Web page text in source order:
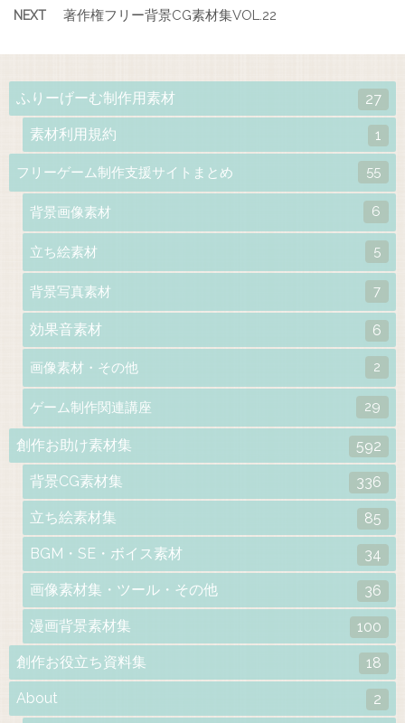
NEXT 著作権フリー背景CG素材集VOL.22
ふりーげーむ制作用素材 27
素材利用規約 1
フリーゲーム制作支援サイトまとめ 55
背景画像素材 6
立ち絵素材 5
背景写真素材 7
効果音素材 6
画像素材・その他 2
ゲーム制作関連講座 29
創作お助け素材集 592
背景CG素材集 336
立ち絵素材集 85
BGM・SE・ボイス素材 34
画像素材集・ツール・その他 36
漫画背景素材集 100
創作お役立ち資料集 18
About 2